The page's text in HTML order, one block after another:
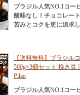
ブラジル人気NO.1コー
酸味なし！チョコレー
苦みとコクを更に追求
【送料無料】ブラジル
500g×3個セット 挽き豆
Pilao
ブラジル人気NO.1コー